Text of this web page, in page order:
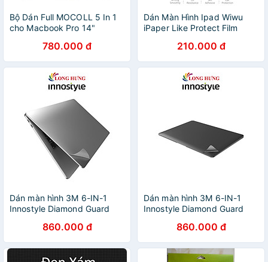
Bộ Dán Full MOCOLL 5 In 1
cho Macbook Pro 14"
Chính Hãng780.000 đ
Dán Màn Hình Ipad Wiwu
iPaper Like Protect Film
Xanh - Hàng Chính Hãng
210.000 đ
Dán màn hình 3M 6-IN-1
Innostyle Diamond Guard
Pro 13/16 inch 2020 - Hàng
chính hãng
860.000 đ
Dán màn hình 3M 6-IN-1
Innostyle Diamond Guard
Air 13 inch 2018-2020
ISCS2337 - Hàng chính
hãng
860.000 đ